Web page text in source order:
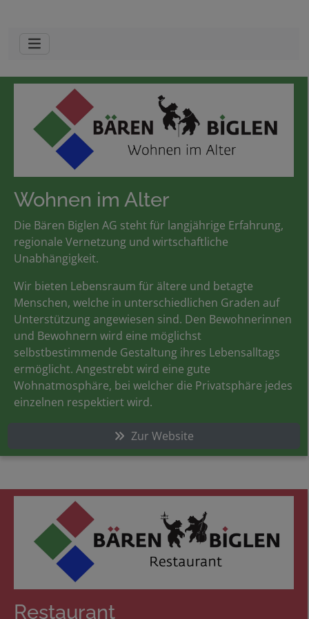
Wohnen im Alter
Die Bären Biglen AG steht für langjährige Erfahrung,
regionale Vernetzung und wirtschaftliche
Unabhängigkeit.
Wir bieten Lebensraum für ältere und betagte
Menschen, welche in unterschiedlichen Graden auf
Unterstützung angewiesen sind. Den Bewohnerinnen
und Bewohnern wird eine möglichst
selbstbestimmende Gestaltung ihres Lebensalltags
ermöglicht. Angestrebt wird eine gute
Wohnatmosphäre, bei welcher die Privatsphäre jedes
einzelnen respektiert wird.
Zur Website
Restaurant